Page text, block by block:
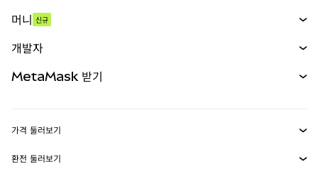
무기한 선물
실물자산
머니 신규
개발자
MetaMask Connect
MetaMask 받기
가격 둘러보기
이더리움 가격
환전 둘러보기